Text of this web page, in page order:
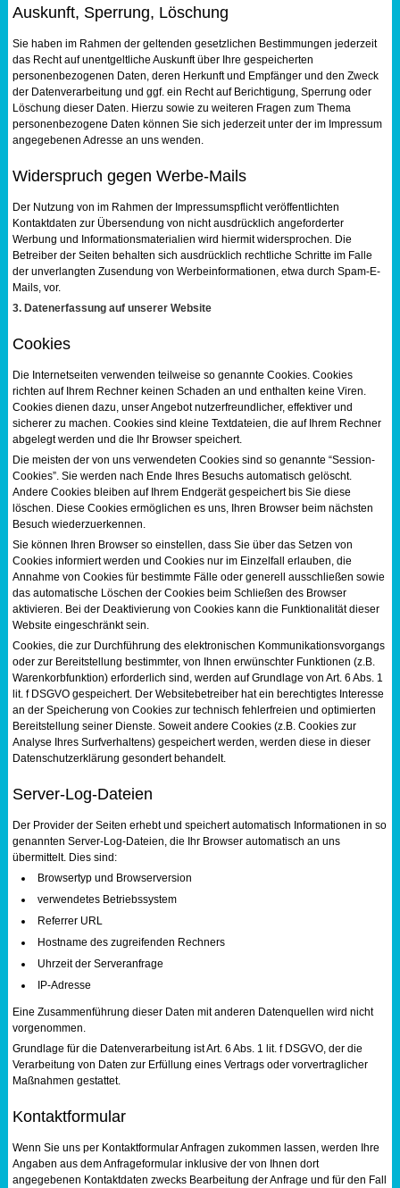
Auskunft, Sperrung, Löschung
Sie haben im Rahmen der geltenden gesetzlichen Bestimmungen jederzeit
das Recht auf unentgeltliche Auskunft über Ihre gespeicherten
personenbezogenen Daten, deren Herkunft und Empfänger und den Zweck
der Datenverarbeitung und ggf. ein Recht auf Berichtigung, Sperrung oder
Löschung dieser Daten. Hierzu sowie zu weiteren Fragen zum Thema
personenbezogene Daten können Sie sich jederzeit unter der im Impressum
angegebenen Adresse an uns wenden.
Widerspruch gegen Werbe-Mails
Der Nutzung von im Rahmen der Impressumspflicht veröffentlichten
Kontaktdaten zur Übersendung von nicht ausdrücklich angeforderter
Werbung und Informationsmaterialien wird hiermit widersprochen. Die
Betreiber der Seiten behalten sich ausdrücklich rechtliche Schritte im Falle
der unverlangten Zusendung von Werbeinformationen, etwa durch Spam-E-
Mails, vor.
3. Datenerfassung auf unserer Website
Cookies
Die Internetseiten verwenden teilweise so genannte Cookies. Cookies
richten auf Ihrem Rechner keinen Schaden an und enthalten keine Viren.
Cookies dienen dazu, unser Angebot nutzerfreundlicher, effektiver und
sicherer zu machen. Cookies sind kleine Textdateien, die auf Ihrem Rechner
abgelegt werden und die Ihr Browser speichert.
Die meisten der von uns verwendeten Cookies sind so genannte “Session-
Cookies”. Sie werden nach Ende Ihres Besuchs automatisch gelöscht.
Andere Cookies bleiben auf Ihrem Endgerät gespeichert bis Sie diese
löschen. Diese Cookies ermöglichen es uns, Ihren Browser beim nächsten
Besuch wiederzuerkennen.
Sie können Ihren Browser so einstellen, dass Sie über das Setzen von
Cookies informiert werden und Cookies nur im Einzelfall erlauben, die
Annahme von Cookies für bestimmte Fälle oder generell ausschließen sowie
das automatische Löschen der Cookies beim Schließen des Browser
aktivieren. Bei der Deaktivierung von Cookies kann die Funktionalität dieser
Website eingeschränkt sein.
Cookies, die zur Durchführung des elektronischen Kommunikationsvorgangs
oder zur Bereitstellung bestimmter, von Ihnen erwünschter Funktionen (z.B.
Warenkorbfunktion) erforderlich sind, werden auf Grundlage von Art. 6 Abs. 1
lit. f DSGVO gespeichert. Der Websitebetreiber hat ein berechtigtes Interesse
an der Speicherung von Cookies zur technisch fehlerfreien und optimierten
Bereitstellung seiner Dienste. Soweit andere Cookies (z.B. Cookies zur
Analyse Ihres Surfverhaltens) gespeichert werden, werden diese in dieser
Datenschutzerklärung gesondert behandelt.
Server-Log-Dateien
Der Provider der Seiten erhebt und speichert automatisch Informationen in so
genannten Server-Log-Dateien, die Ihr Browser automatisch an uns
übermittelt. Dies sind:
Browsertyp und Browserversion
verwendetes Betriebssystem
Referrer URL
Hostname des zugreifenden Rechners
Uhrzeit der Serveranfrage
IP-Adresse
Eine Zusammenführung dieser Daten mit anderen Datenquellen wird nicht
vorgenommen.
Grundlage für die Datenverarbeitung ist Art. 6 Abs. 1 lit. f DSGVO, der die
Verarbeitung von Daten zur Erfüllung eines Vertrags oder vorvertraglicher
Maßnahmen gestattet.
Kontaktformular
Wenn Sie uns per Kontaktformular Anfragen zukommen lassen, werden Ihre
Angaben aus dem Anfrageformular inklusive der von Ihnen dort
angegebenen Kontaktdaten zwecks Bearbeitung der Anfrage und für den Fall